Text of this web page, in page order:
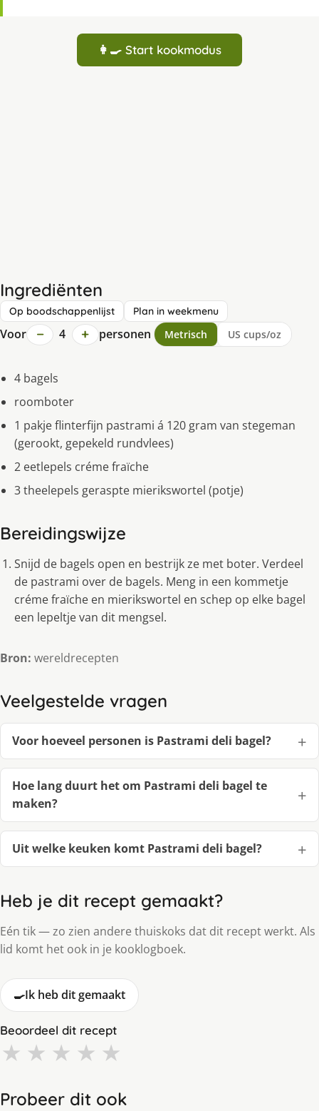
👩‍🍳 Start kookmodus
Ingrediënten
Op boodschappenlijst Plan in weekmenu
Voor − 4 + personen Metrisch US cups/oz
4 bagels
roomboter
1 pakje flinterfijn pastrami á 120 gram van stegeman
(gerookt, gepekeld rundvlees)
2 eetlepels créme fraïche
3 theelepels geraspte mierikswortel (potje)
Bereidingswijze
Snijd de bagels open en bestrijk ze met boter. Verdeel
de pastrami over de bagels. Meng in een kommetje
créme fraïche en mierikswortel en schep op elke bagel
een lepeltje van dit mengsel.
Bron: wereldrecepten
Veelgestelde vragen
Voor hoeveel personen is Pastrami deli bagel?
Hoe lang duurt het om Pastrami deli bagel te
maken?
Uit welke keuken komt Pastrami deli bagel?
Heb je dit recept gemaakt?
Eén tik — zo zien andere thuiskoks dat dit recept werkt. Als
lid komt het ook in je kooklogboek.
🍳Ik heb dit gemaakt
Beoordeel dit recept
★ ★ ★ ★ ★
Probeer dit ook